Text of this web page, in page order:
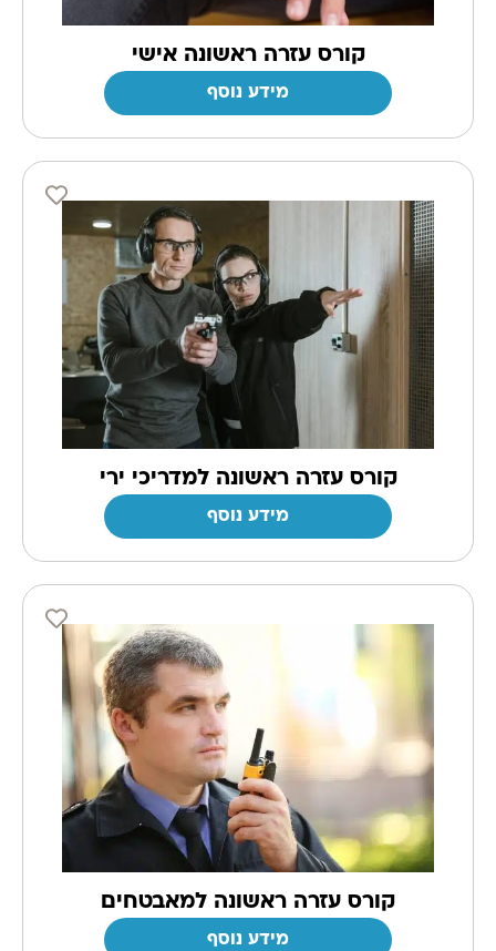
קורס עזרה ראשונה אישי
מידע נוסף
קורס עזרה ראשונה למדריכי ירי
מידע נוסף
קורס עזרה ראשונה למאבטחים
מידע נוסף